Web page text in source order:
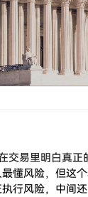
交易里明白真正
懂风险，但这
行风险，中间